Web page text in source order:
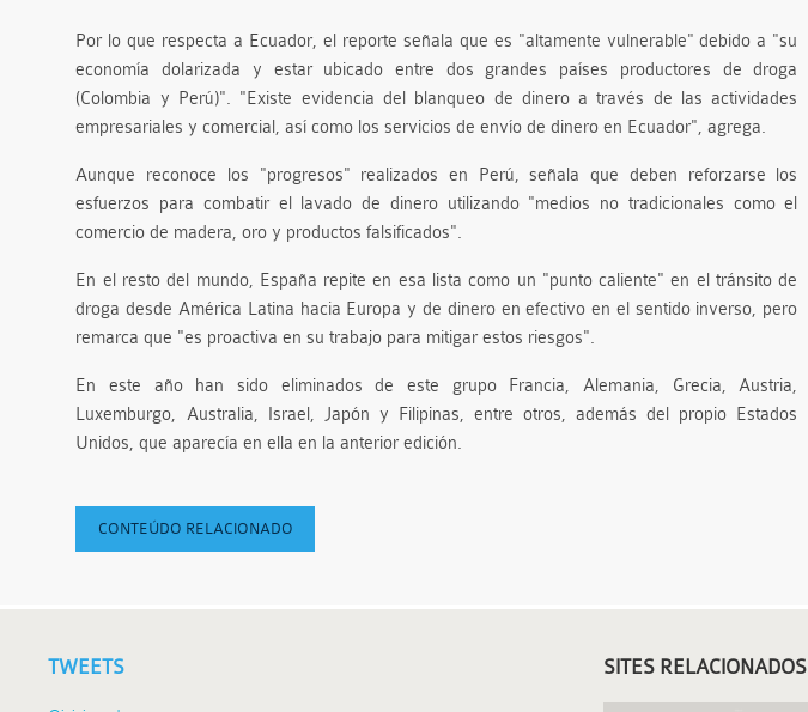
Por lo que respecta a Ecuador, el reporte señala que es "altamente vulnerable" debido a "su
economía dolarizada y estar ubicado entre dos grandes países productores de droga
(Colombia y Perú)". "Existe evidencia del blanqueo de dinero a través de las actividades
empresariales y comercial, así como los servicios de envío de dinero en Ecuador", agrega.
Aunque reconoce los "progresos" realizados en Perú, señala que deben reforzarse los
esfuerzos para combatir el lavado de dinero utilizando "medios no tradicionales como el
comercio de madera, oro y productos falsificados".
En el resto del mundo, España repite en esa lista como un "punto caliente" en el tránsito de
droga desde América Latina hacia Europa y de dinero en efectivo en el sentido inverso, pero
remarca que "es proactiva en su trabajo para mitigar estos riesgos".
En este año han sido eliminados de este grupo Francia, Alemania, Grecia, Austria,
Luxemburgo, Australia, Israel, Japón y Filipinas, entre otros, además del propio Estados
Unidos, que aparecía en ella en la anterior edición.
CONTEÚDO RELACIONADO
TWEETS SITES RELACIONADOS